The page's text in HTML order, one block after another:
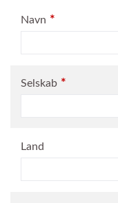
Navn *
Selskab *
Land